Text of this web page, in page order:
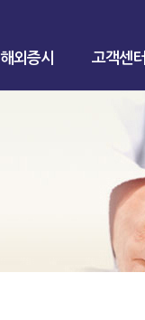
해외증시 고객센터